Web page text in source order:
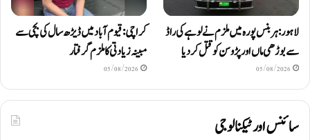
لاہور: ہربنس پورہ میں ملزم نے لوہے کی راڈ
سے بوڑھی ماں اور پڑوسن کو قتل کر دیا
05/08/2026
کراچی: قیوم آباد میں ڈیڑھ سال کی بچی سے
مبینہ زیادتی کا ملزم گرفتار
05/08/2026
سائنس اور ٹیکنالوجی